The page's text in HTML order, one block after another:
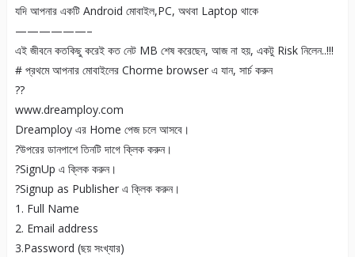
যদি আপনার একটি Android মোবাইল,PC, অথবা Laptop থাকে
——————–
এই জীবনে কতকিছু করেই কত নেট MB শেষ করেছেন, আজ না হয়, একটু Risk নিলেন..!!!
# প্রথমে আপনার মোবাইলের Chorme browser এ যান, সার্চ করুন
??
www.dreamploy.com
Dreamploy এর Home পেজ চলে আসবে।
?উপরের ডানপাশে তিনটি দাগে ক্লিক করুন।
?SignUp এ ক্লিক করুন।
?Signup as Publisher এ ক্লিক করুন।
1. Full Name
2. Email address
3.Password (ছয় সংখ্যার)